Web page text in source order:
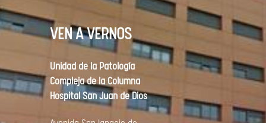
VEN A VERNOS
Unidad de la Patología
Compleja de la Columna
Hospital San Juan de Dios